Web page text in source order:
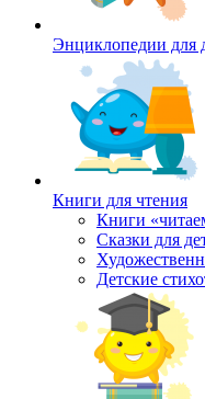
Энциклопедии для
Книги для чтения
Книги
Сказки для
Детские